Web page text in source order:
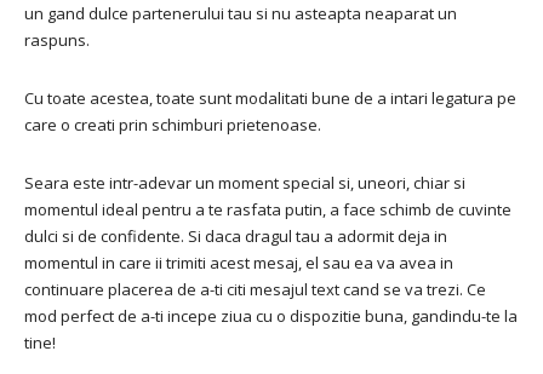
un gand dulce partenerului tau si nu asteapta neaparat un
raspuns.
Cu toate acestea, toate sunt modalitati bune de a intari legatura pe
care o creati prin schimburi prietenoase.
Seara este intr-adevar un moment special si, uneori, chiar si
momentul ideal pentru a te rasfata putin, a face schimb de cuvinte
dulci si de confidente. Si daca dragul tau a adormit deja in
momentul in care ii trimiti acest mesaj, el sau ea va avea in
continuare placerea de a-ti citi mesajul text cand se va trezi. Ce
mod perfect de a-ti incepe ziua cu o dispozitie buna, gandindu-te la
tine!